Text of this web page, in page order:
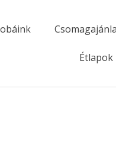
Étlapok